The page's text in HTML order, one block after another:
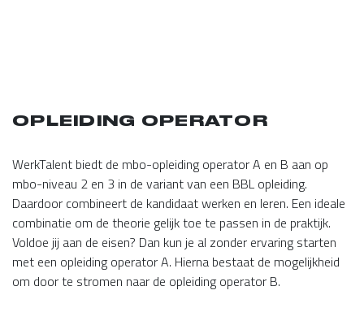
OPLEIDING OPERATOR
WerkTalent biedt de mbo-opleiding operator A en B aan op
mbo-niveau 2 en 3 in de variant van een BBL opleiding.
Daardoor combineert de kandidaat werken en leren. Een ideale
combinatie om de theorie gelijk toe te passen in de praktijk.
Voldoe jij aan de eisen? Dan kun je al zonder ervaring starten
met een opleiding operator A. Hierna bestaat de mogelijkheid
om door te stromen naar de opleiding operator B.